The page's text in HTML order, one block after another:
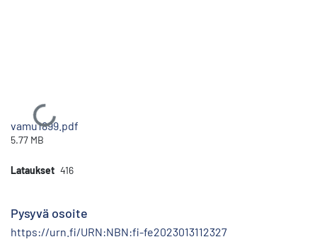
Ladataan...
vamu1899.pdf
5.77 MB
Lataukset 416
Pysyvä osoite
https://urn.fi/URN:NBN:fi-fe2023013112327